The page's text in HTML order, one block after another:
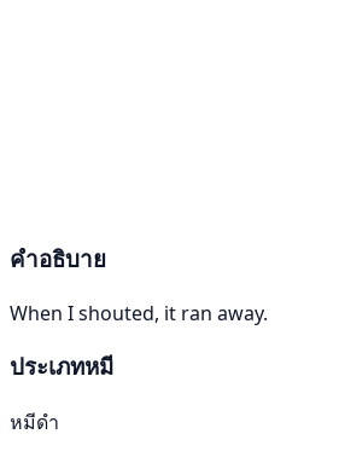
คำอธิบาย
When I shouted, it ran away.
ประเภทหมี
หมีดำ